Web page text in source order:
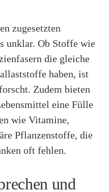
zugesetzten
unklar. Ob Stoffe wie
die gleiche
haben, ist
Zudem bieten
eine Fülle
wie Vitamine,
Pflanzenstoffe, die
oft fehlen.
und